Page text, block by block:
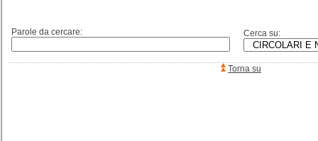
Parole da cercare: Cerca su:
Torna su